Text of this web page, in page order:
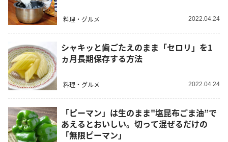
料理・グルメ 2022.04.24
シャキッと歯ごたえのまま「セロリ」を1
ヵ月長期保存する方法
料理・グルメ 2022.04.24
「ピーマン」は生のまま"塩昆布ごま油”で
あえるとおいしい。切って混ぜるだけの
「無限ピーマン」